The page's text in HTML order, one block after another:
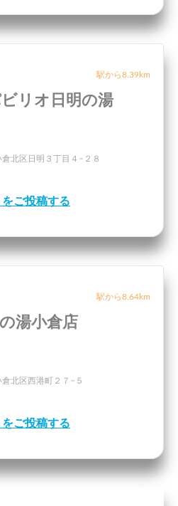
駅から8.39km
リオ日明の湯
北区日明３丁目４−２８
をご投稿する
駅から8.64km
湯小倉店
北区西港町２７−５
をご投稿する